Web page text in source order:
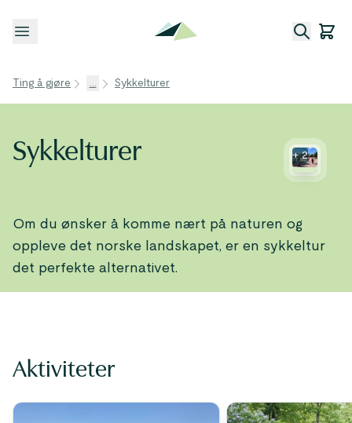
Åpne meny
Ting å gjøre ... Sykkelturer
Sykkelturer +2
Om du ønsker å komme nært på naturen og
oppleve det norske landskapet, er en sykkeltur
det perfekte alternativet.
Aktiviteter